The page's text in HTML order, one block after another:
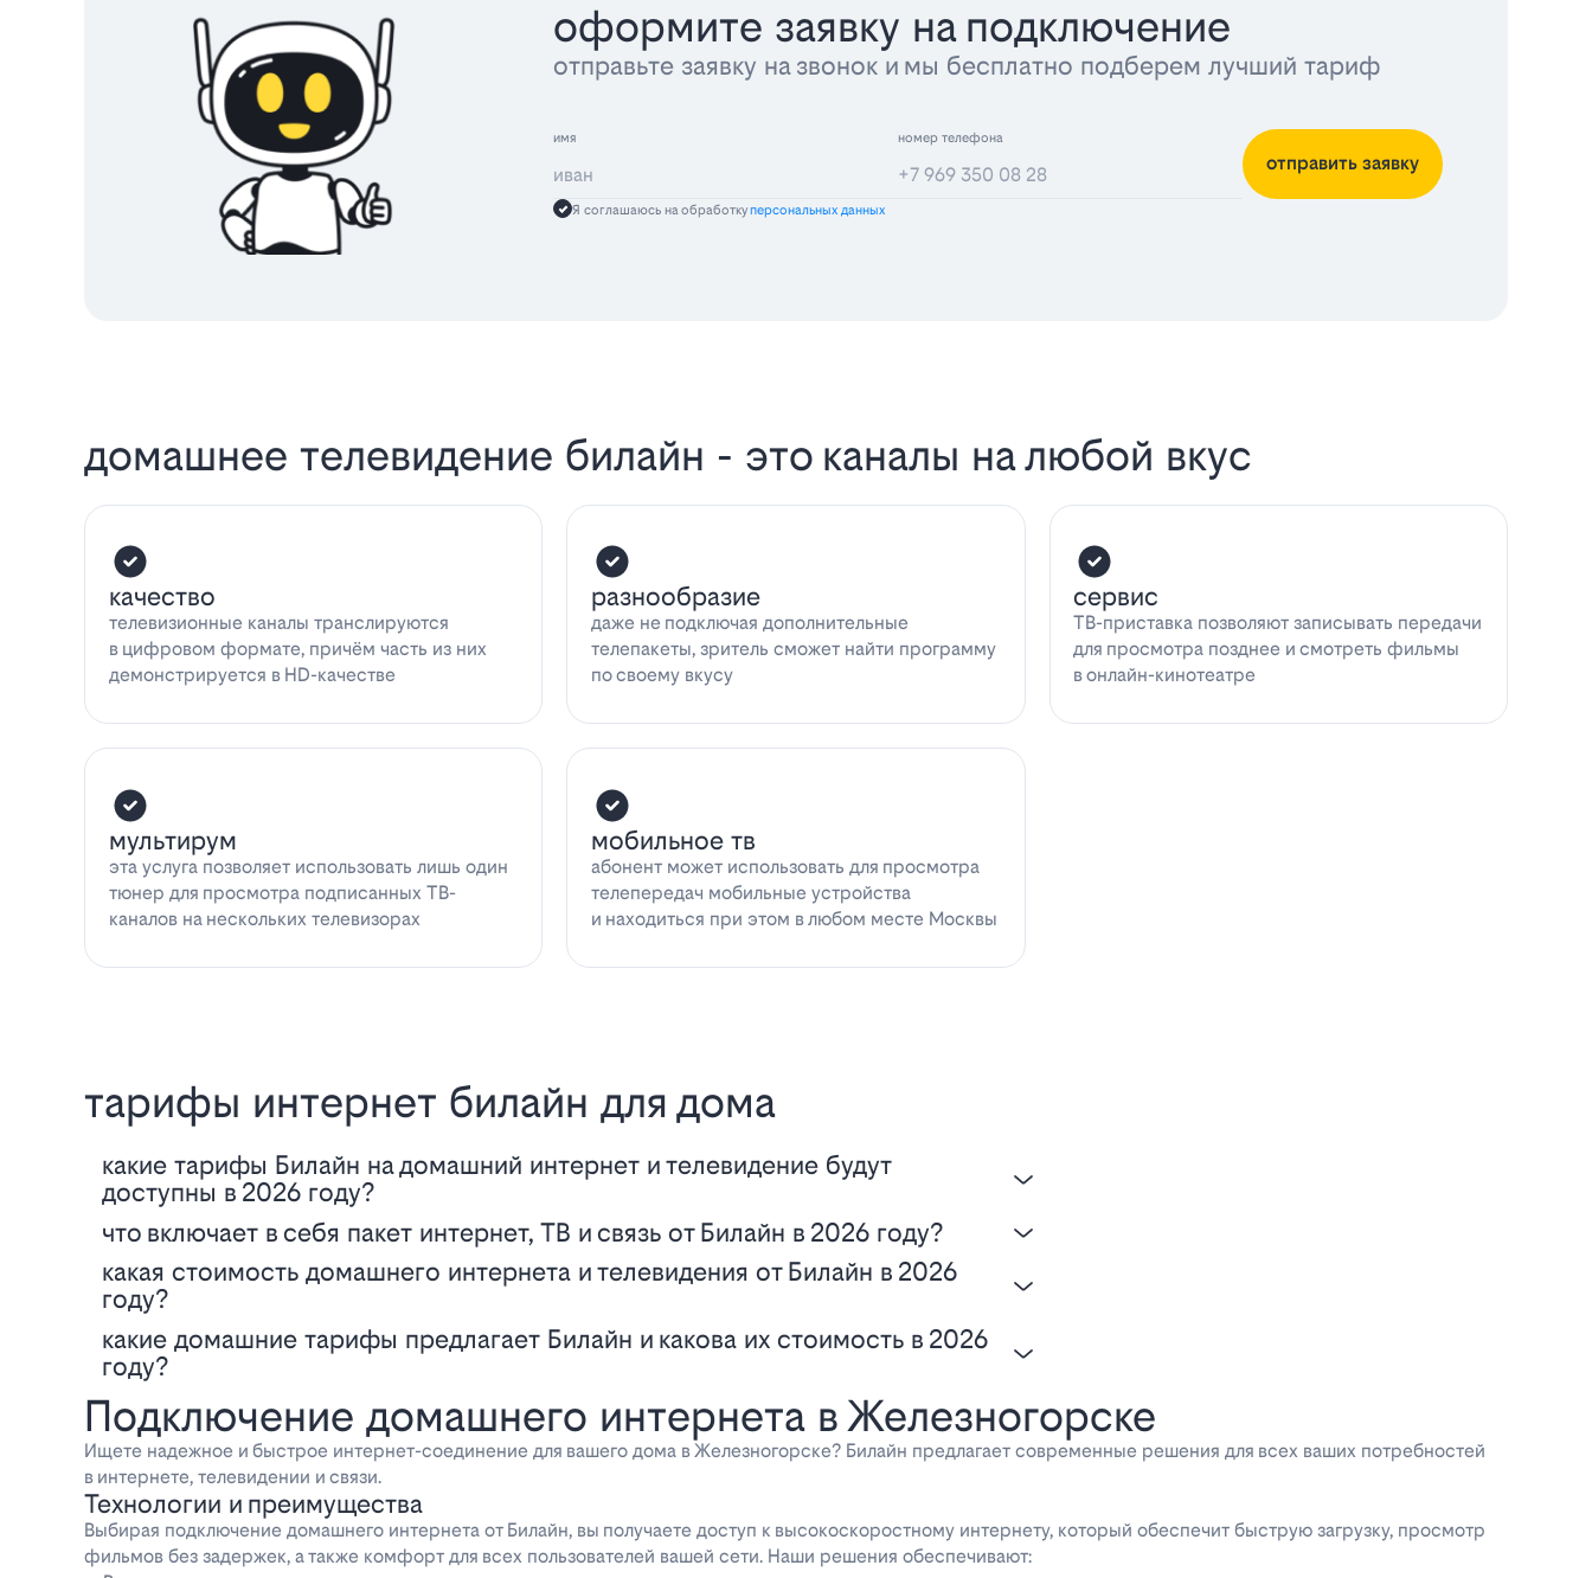
оформите заявку на подключение
отправьте заявку на звонок и мы бесплатно подберем лучший тариф
имя номер телефона
отправить заявку
Я соглашаюсь на обработкуперсональных данных
домашнее телевидение билайн - это каналы на любой вкус
качество
телевизионные каналы транслируются
в цифровом формате, причём часть из них
демонстрируется в HD-качестве
разнообразие
даже не подключая дополнительные
телепакеты, зритель сможет найти программу
по своему вкусу
сервис
ТВ-приставка позволяют записывать передачи
для просмотра позднее и смотреть фильмы
в онлайн-кинотеатре
мультирум
эта услуга позволяет использовать лишь один
тюнер для просмотра подписанных ТВ-
каналов на нескольких телевизорах
мобильное тв
абонент может использовать для просмотра
телепередач мобильные устройства
и находиться при этом в любом месте Москвы
тарифы интернет билайн для дома
Какие тарифы Билайн на домашний интернет и телевидение будут
доступны в 2026 году?
Что включает в себя пакет интернет, ТВ и связь от Билайн в 2026 году?
Какая стоимость домашнего интернета и телевидения от Билайн в 2026
году?
Какие домашние тарифы предлагает Билайн и какова их стоимость в 2026
году?
Подключение домашнего интернета в Железногорске
Ищете надежное и быстрое интернет-соединение для вашего дома в Железногорске? Билайн предлагает современные решения для всех ваших потребностей
в интернете, телевидении и связи.
Технологии и преимущества
Выбирая подключение домашнего интернета от Билайн, вы получаете доступ к высокоскоростному интернету, который обеспечит быструю загрузку, просмотр
фильмов без задержек, а также комфорт для всех пользователей вашей сети. Наши решения обеспечивают: